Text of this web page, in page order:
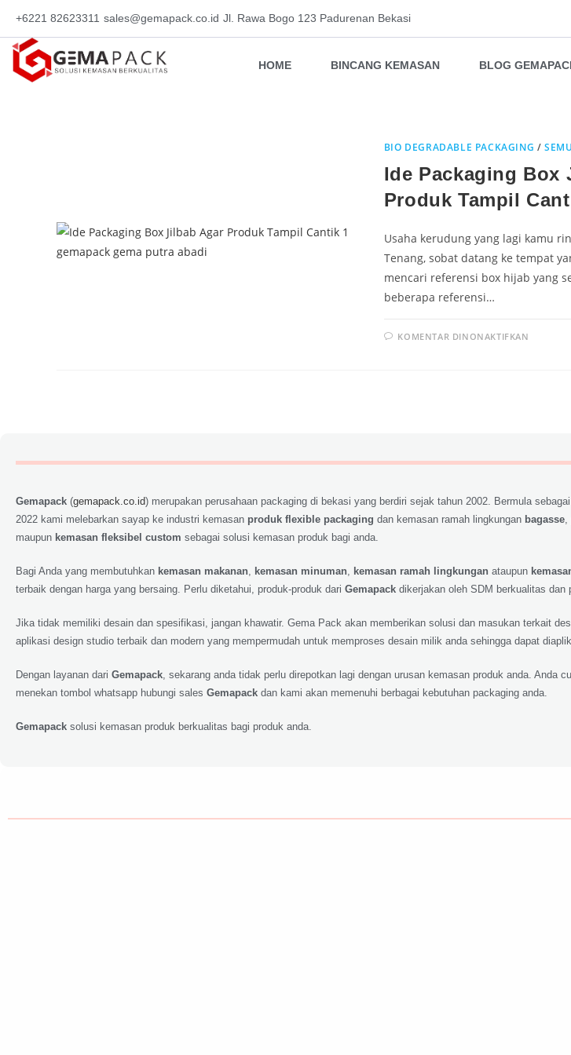
+6221 82623311 sales@gemapack.co.id Jl. Rawa Bogo 123 Padurenan Bekasi
HOME BINCANG KEMASAN BLOG
BIO DEGRADABLE PACKAGING /
Ide Packaging Box
Produk Tampil
Usaha kerudung yang lagi kamu
Tenang, sobat datang ke tempat
mencari referensi box hijab yang
beberapa referensi…
KOMENTAR DINONAKTIFKAN
Gemapack (gemapack.co.id) merupakan perusahaan packaging di bekasi yang berdiri sejak tahun 2002. Bermula sebagai
2022 kami melebarkan sayap ke industri kemasan produk flexible packaging dan kemasan ramah lingkungan bagasse
maupun kemasan fleksibel custom sebagai solusi kemasan produk bagi anda.
Bagi Anda yang membutuhkan kemasan makanan kemasan minuman kemasan ramah lingkungan ataupun
terbaik dengan harga yang bersaing. Perlu diketahui, produk-produk dari Gemapack dikerjakan oleh SDM berkualitas dan
Jika tidak memiliki desain dan spesifikasi, jangan khawatir. Gema Pack akan memberikan solusi dan masukan terkait
aplikasi design studio terbaik dan modern yang mempermudah untuk memproses desain milik anda sehingga dapat
Dengan layanan dari Gemapack , sekarang anda tidak perlu direpotkan lagi dengan urusan kemasan produk anda. Anda
menekan tombol whatsapp hubungi sales Gemapack dan kami akan memenuhi berbagai kebutuhan packaging anda.
Gemapack solusi kemasan produk berkualitas bagi produk anda.